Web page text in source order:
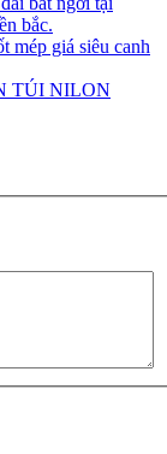
bắc.
mép giá siêu canh
TÚI NILON